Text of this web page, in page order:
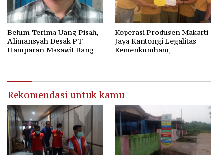
Belum Terima Uang Pisah,
Alimansyah Desak PT
Hamparan Masawit Bangun
Koperasi Produsen Makarti
Jaya Kantongi Legalitas
Kemenkumham,
Rekomendasi untuk kamu